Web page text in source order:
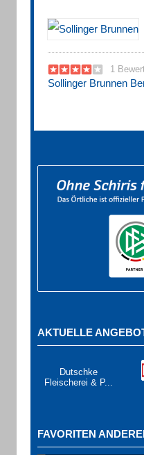
1
Sollinger Brunnen
AKTUELLE
Dutschke
Fleischerei & P...
FAVORITEN